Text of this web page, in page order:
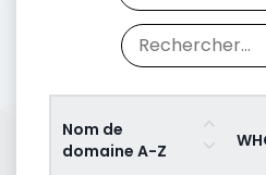
Nom de
domaine A-Z